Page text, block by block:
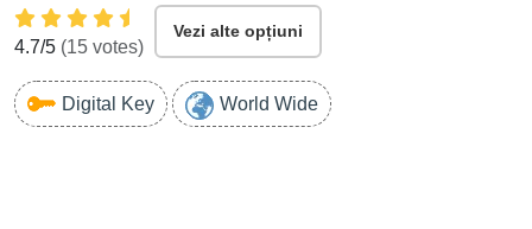
4.7/5 (15 votes)
Vezi alte opțiuni
Digital Key World Wide